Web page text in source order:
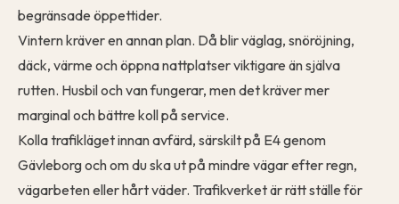
begränsade öppettider.
Vintern kräver en annan plan. Då blir väglag, snöröjning,
däck, värme och öppna nattplatser viktigare än själva
rutten. Husbil och van fungerar, men det kräver mer
marginal och bättre koll på service.
Kolla trafikläget innan avfärd, särskilt på E4 genom
Gävleborg och om du ska ut på mindre vägar efter regn,
vägarbeten eller hårt väder. Trafikverket är rätt ställe för